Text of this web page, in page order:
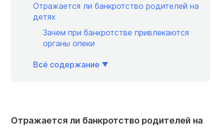
Отражается ли банкротство родителей на
детях
Зачем при банкротстве привлекаются
органы опеки
Всё содержание
Отражается ли банкротство родителей на